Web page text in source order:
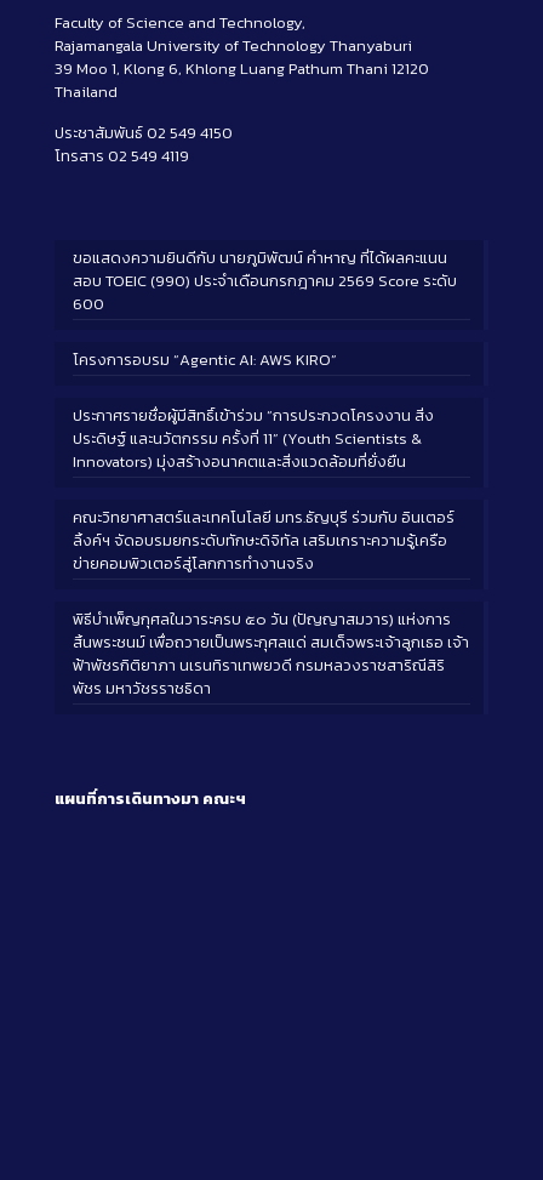
Faculty of Science and Technology,
Rajamangala University of Technology Thanyaburi
39 Moo 1, Klong 6, Khlong Luang Pathum Thani 12120
Thailand
ประชาสัมพันธ์ 02 549 4150
โทรสาร 02 549 4119
ขอแสดงความยินดีกับ นายภูมิพัฒน์ คำหาญ ที่ได้ผลคะแนน
สอบ TOEIC (990) ประจำเดือนกรกฎาคม 2569 Score ระดับ
600
โครงการอบรม “Agentic AI: AWS KIRO”
ประกาศรายชื่อผู้มีสิทธิ์เข้าร่วม “การประกวดโครงงาน สิ่ง
ประดิษฐ์ และนวัตกรรม ครั้งที่ 11” (Youth Scientists &
Innovators) มุ่งสร้างอนาคตและสิ่งแวดล้อมที่ยั่งยืน
คณะวิทยาศาสตร์และเทคโนโลยี มทร.ธัญบุรี ร่วมกับ อินเตอร์
ลิ้งค์ฯ จัดอบรมยกระดับทักษะดิจิทัล เสริมเกราะความรู้เครือ
ข่ายคอมพิวเตอร์สู่โลกการทำงานจริง
พิธีบำเพ็ญกุศลในวาระครบ ๕๐ วัน (ปัญญาสมวาร) แห่งการ
สิ้นพระชนม์ เพื่อถวายเป็นพระกุศลแด่ สมเด็จพระเจ้าลูกเธอ เจ้า
ฟ้าพัชรกิติยาภา นเรนทิราเทพยวดี กรมหลวงราชสาริณีสิริ
พัชร มหาวัชรราชธิดา
แผนที่การเดินทางมา คณะฯ